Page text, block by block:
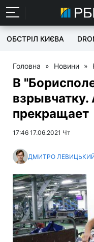
ОБСТРІЛ КИЄВА
Головна » Новини »
В
взрывчатку.
прекращает
17:46 17.06.2021 Чт
ДМИТРО